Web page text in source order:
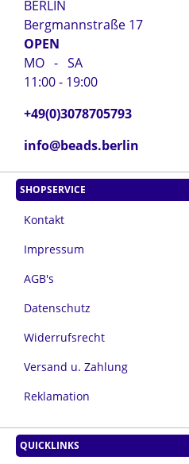
BERLIN
Bergmannstraße 17
OPEN
MO - SA
11:00 - 19:00
+49(0)3078705793
info@beads.berlin
SHOPSERVICE
Kontakt
Impressum
AGB's
Datenschutz
Widerrufsrecht
Versand u. Zahlung
Reklamation
QUICKLINKS